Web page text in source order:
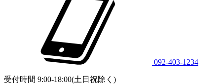
092-403-1234
受付時間 9:00-18:00(土日祝除く)